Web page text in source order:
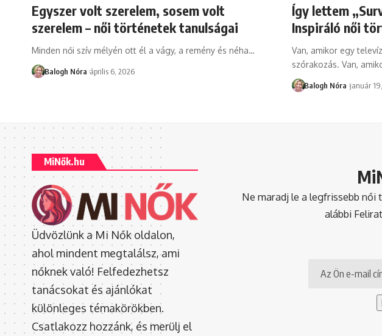
Egyszer volt szerelem, sosem volt
szerelem – női történetek tanulságai
Minden női szív mélyén ott él a vágy, a remény és néha…
Balogh Nóra április 6, 2026
Így lettem
Inspiráló női
Van, amikor egy
szórakozás. Van,
Balogh Nóra január
MiNők.hu
Üdvözlünk a Mi Nők oldalon,
ahol mindent megtalálsz, ami
nőknek való! Felfedezhetsz
tanácsokat és ajánlókat
különleges témakörökben.
Csatlakozz hozzánk, és merülj el
Ne maradj le a legfrissebb
alábbi